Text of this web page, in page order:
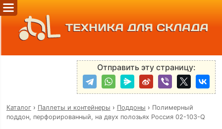
ТЕХНИКА ДЛЯ СКЛАДА
Отправить эту страницу:
Каталог› Паллеты и контейнеры › Поддоны › Полимерный
поддон, перфорированный, на двух полозьях Россия 02-103-Q